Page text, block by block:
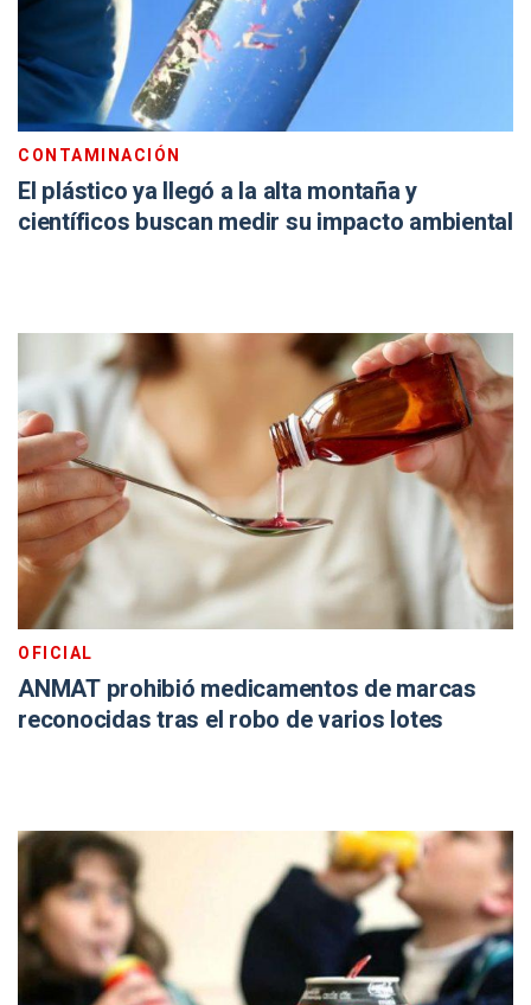
CONTAMINACIÓN
El plástico ya llegó a la alta montaña y
científicos buscan medir su impacto ambiental
OFICIAL
ANMAT prohibió medicamentos de marcas
reconocidas tras el robo de varios lotes